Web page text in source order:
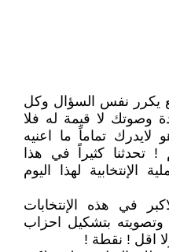
يكرر نفس السؤال وكل
وصوتك لا قيمة له فلا
تماماً ما اعنيه
تحدثنا كثيراً في هذا
الإنتخابية لهذا اليوم
في هذه الإنتخابات
بتشكيل احزاب
اقل ! نقطة !